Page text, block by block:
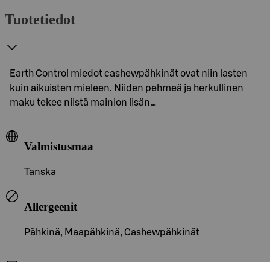
Tuotetiedot
Earth Control miedot cashewpähkinät ovat niin lasten
kuin aikuisten mieleen. Niiden pehmeä ja herkullinen
maku tekee niistä mainion lisän…
Valmistusmaa
Tanska
Allergeenit
Pähkinä, Maapähkinä, Cashewpähkinät